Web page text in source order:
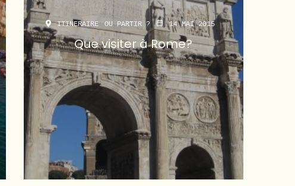
ITINERAIRE OU PARTIR ? 14 MAI 2015
Que visiter à Rome?